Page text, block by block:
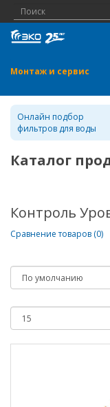
Монтаж и сервис
Онлайн подбор
фильтров для воды
Каталог
Контроль
Сравнение товаров (0)